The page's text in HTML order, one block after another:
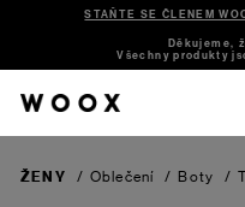
STAŇTE SE ČLENEM
Děkujeme,
Všechny produkty
ŽENY / Oblečení / Boty /